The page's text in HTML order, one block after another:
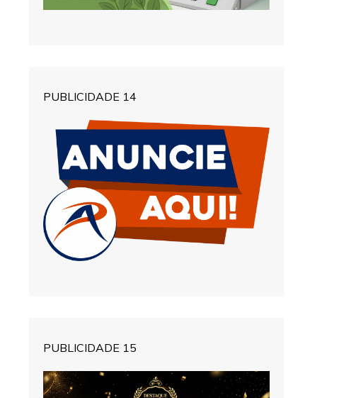
PUBLICIDADE 14
PUBLICIDADE 15